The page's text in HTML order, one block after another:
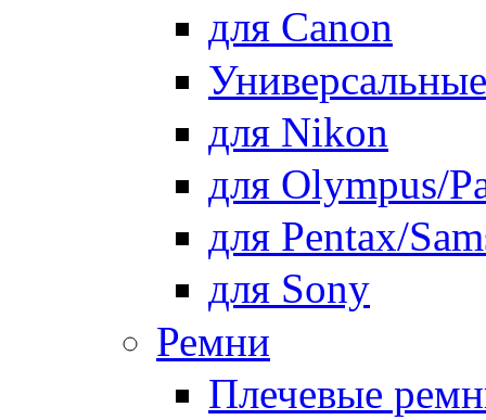
для Canon
Универсальные
для Nikon
для Olympus/
для Pentax/
для Sony
Ремни
Плечевые